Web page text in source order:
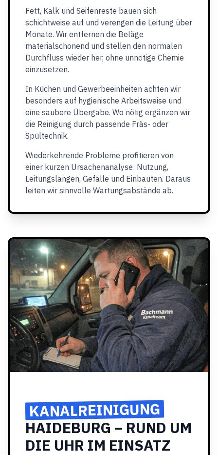
Fett, Kalk und Seifenreste bauen sich
schichtweise auf und verengen die Leitung über
Monate. Wir entfernen die Beläge
materialschonend und stellen den normalen
Durchfluss wieder her, ohne unnötige Chemie
einzusetzen.
In Küchen und Gewerbeeinheiten achten wir
besonders auf hygienische Arbeitsweise und
eine saubere Übergabe. Wo nötig ergänzen wir
die Reinigung durch passende Fräs- oder
Spültechnik.
Wiederkehrende Probleme profitieren von
einer kurzen Ursachenanalyse: Nutzung,
Leitungslängen, Gefälle und Einbauten. Daraus
leiten wir sinnvolle Wartungsabstände ab.
KANALREINIGUNG
HAIDEBURG – RUND UM
DIE UHR IM EINSATZ